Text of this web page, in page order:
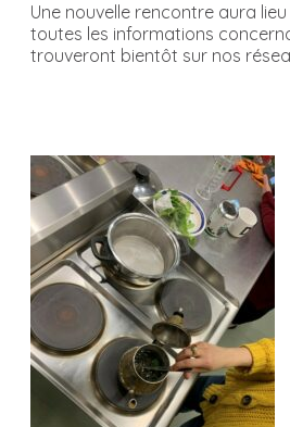
Une nouvelle rencontre aura lieu
toutes les informations
trouveront bientôt sur nos